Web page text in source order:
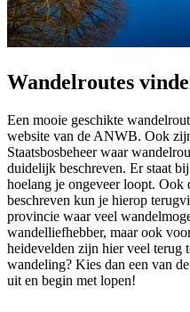
Wandelroutes
Een mooie geschikte
website van de ANWB. Ook
Staatsbosbeheer waar
duidelijk beschreven. Er staat
hoelang je ongeveer loopt. Ook
beschreven kun je hierop
provincie waar veel
wandelliefhebber, maar ook
heidevelden zijn hier veel terug
wandeling? Kies dan een van
uit en begin met lopen!